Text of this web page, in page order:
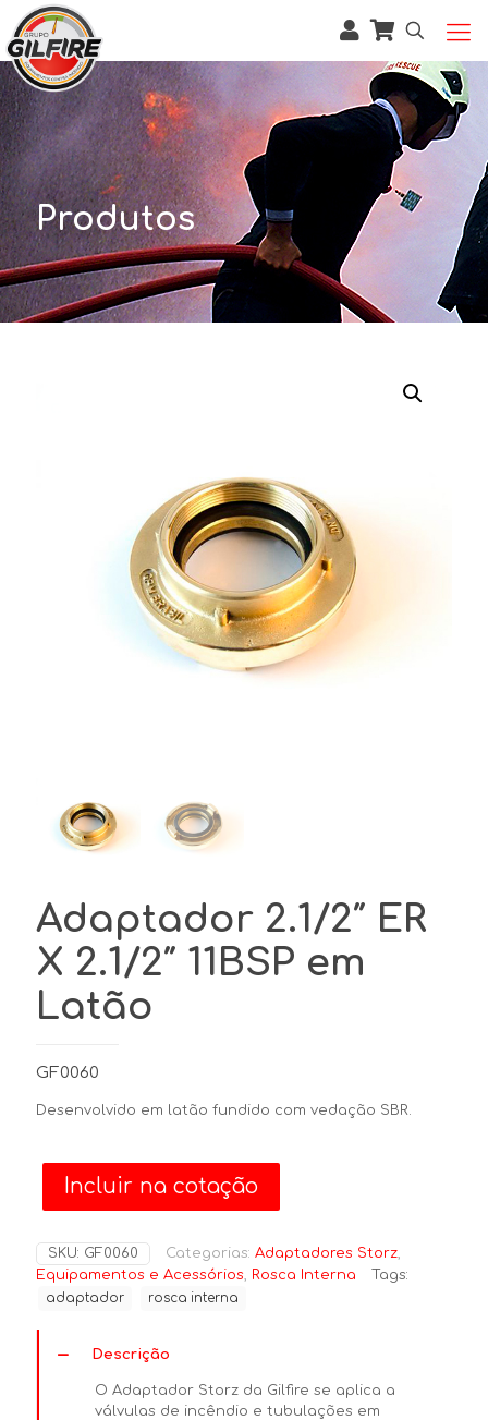
Produtos
Adaptador 2.1/2″ ER
X 2.1/2″ 11BSP em
Latão
GF0060
Desenvolvido em latão fundido com vedação SBR.
Incluir na cotação
SKU: GF0060 Categorias: Adaptadores Storz
Equipamentos e Acessórios
Rosca Interna Tags:
adaptador rosca interna
Descrição
O Adaptador Storz da Gilfire se aplica a
válvulas de incêndio e tubulações em